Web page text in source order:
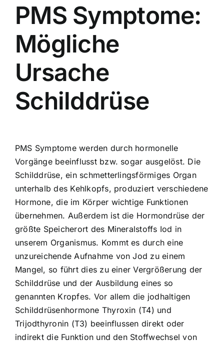
PMS Symptome:
Mögliche
Ursache
Schilddrüse
PMS Symptome werden durch hormonelle
Vorgänge beeinflusst bzw. sogar ausgelöst. Die
Schilddrüse, ein schmetterlingsförmiges Organ
unterhalb des Kehlkopfs, produziert verschiedene
Hormone, die im Körper wichtige Funktionen
übernehmen. Außerdem ist die Hormondrüse der
größte Speicherort des Mineralstoffs Iod in
unserem Organismus. Kommt es durch eine
unzureichende Aufnahme von Jod zu einem
Mangel, so führt dies zu einer Vergrößerung der
Schilddrüse und der Ausbildung eines so
genannten Kropfes. Vor allem die jodhaltigen
Schilddrüsenhormone Thyroxin (T4) und
Trijodthyronin (T3) beeinflussen direkt oder
indirekt die Funktion und den Stoffwechsel von